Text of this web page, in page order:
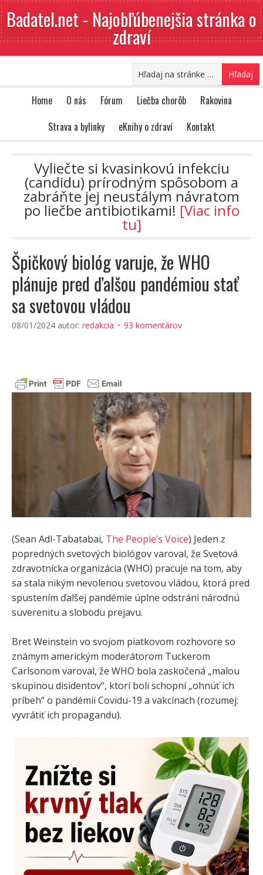
Badatel.net - Najobľúbenejšia stránka o
zdraví
Home O nás Fórum Liečba chorôb
Rakovina
Strava a bylinky
eKnihy o zdraví Kontakt
Vyliečte si kvasinkovú infekciu
(candidu) prírodným spôsobom a
zabráňte jej neustálym návratom
po liečbe antibiotikami! [Viac info
tu]
Špičkový biológ varuje, že WHO
plánuje pred ďalšou pandémiou stať
sa svetovou vládou
08/01/2024 autor: redakcia 93 komentárov
(Sean Adl-Tabatabai, The People’s Voice) Jeden z
popredných svetových biológov varoval, že Svetová
zdravotnícka organizácia (WHO) pracuje na tom, aby
sa stala nikým nevolenou svetovou vládou, ktorá pred
spustením ďalšej pandémie úplne odstráni národnú
suverenitu a slobodu prejavu.
Bret Weinstein vo svojom piatkovom rozhovore so
známym americkým moderátorom Tuckerom
Carlsonom varoval, že WHO bola zaskočená „malou
skupinou disidentov“, ktorí boli schopní „ohnúť ich
príbeh“ o pandémii Covidu-19 a vakcínach (rozumej:
vyvrátiť ich propagandu).